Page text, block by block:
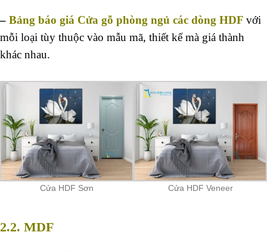
– Bảng báo giá Cửa gỗ phòng ngủ các dòng HDF với
mỗi loại tùy thuộc vào mẫu mã, thiết kế mà giá thành
khác nhau.
Cửa HDF Sơn Cửa HDF Veneer
2.2. MDF